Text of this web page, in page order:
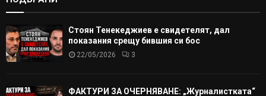
Стоян Тенекеджиев е свидетелят, дал
показания срещу бившия си бос
22/05/2026 3
ФАКТУРИ ЗА ОЧЕРНЯВАНЕ: „Журналистката“